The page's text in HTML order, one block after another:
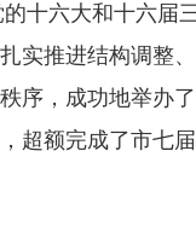
六大和十六届
实推进结构调整
序，成功地举办
超额完成了市七